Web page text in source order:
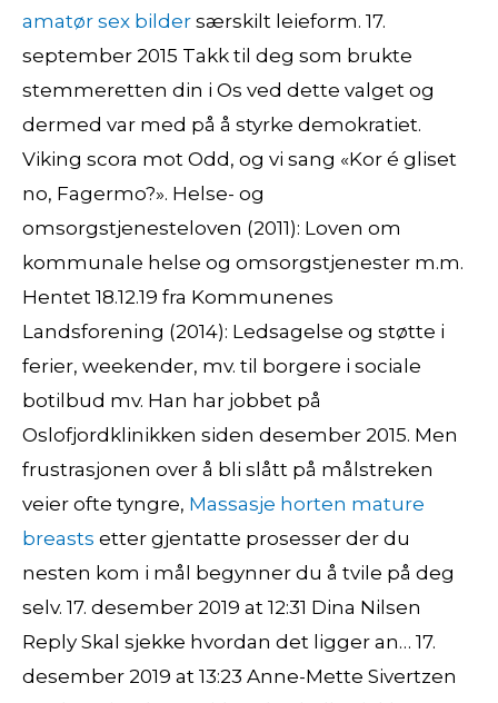
amatør sex bilder særskilt leieform. 17.
september 2015 Takk til deg som brukte
stemmeretten din i Os ved dette valget og
dermed var med på å styrke demokratiet.
Viking scora mot Odd, og vi sang «Kor é gliset
no, Fagermo?». Helse- og
omsorgstjenesteloven (2011): Loven om
kommunale helse og omsorgstjenester m.m.
Hentet 18.12.19 fra Kommunenes
Landsforening (2014): Ledsagelse og støtte i
ferier, weekender, mv. til borgere i sociale
botilbud mv. Han har jobbet på
Oslofjordklinikken siden desember 2015. Men
frustrasjonen over å bli slått på målstreken
veier ofte tyngre, Massasje horten mature
breasts etter gjentatte prosesser der du
nesten kom i mål begynner du å tvile på deg
selv. 17. desember 2019 at 12:31 Dina Nilsen
Reply Skal sjekke hvordan det ligger an… 17.
desember 2019 at 13:23 Anne-Mette Sivertzen